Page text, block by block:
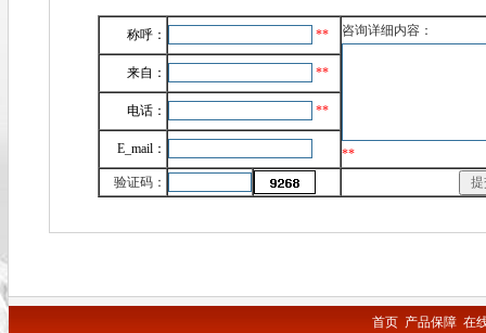
称呼： ** 咨询详细内容：
**
来自： **
电话： **
E_mail：
验证码：
首页 产品保障 在